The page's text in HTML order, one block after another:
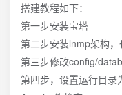
搭建教程如下：
第一步安装宝塔
第二步安装lnmp架构
第三步修改config/
第四步，设置运行目